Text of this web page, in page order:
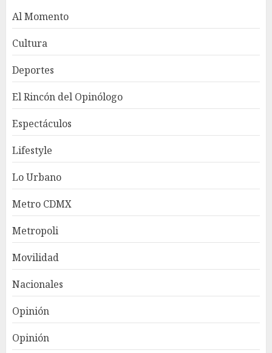
Al Momento
Cultura
Deportes
El Rincón del Opinólogo
Espectáculos
Lifestyle
Lo Urbano
Metro CDMX
Metropoli
Movilidad
Nacionales
Opinión
Opinión